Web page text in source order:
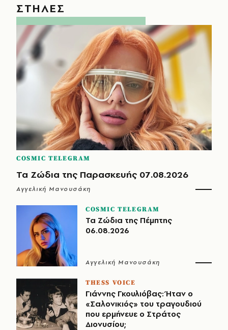
ΣΤΗΛΕΣ
COSMIC TELEGRAM
Τα Ζώδια της Παρασκευής 07.08.2026
Αγγελική Μανουσάκη
COSMIC TELEGRAM
Τα Ζώδια της Πέμπτης
06.08.2026
Αγγελική Μανουσάκη
THESS VOICE
Γιάννης Γκουλιόβας: Ήταν ο
«Σαλονικιός» του τραγουδιού
που ερμήνευε ο Στράτος
Διονυσίου;